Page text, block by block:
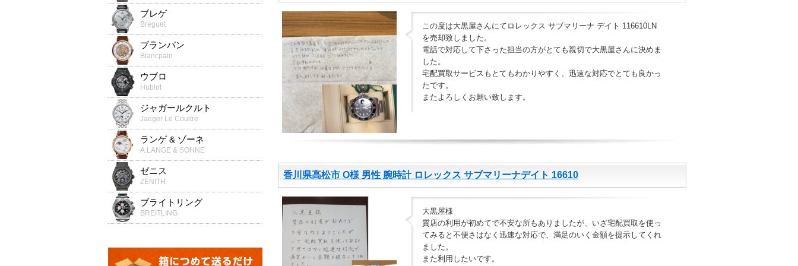
この度は大黒屋さんにてロレックス サブマリーナ デイト 116610LN
を売却致しました。
電話で対応して下さった担当の方がとても親切で大黒屋さんに決めま
した。
宅配買取サービスもとてもわかりやすく、迅速な対応でとても良かっ
たです。
またよろしくお願い致します。
香川県高松市 O様 男性 腕時計 ロレックス サブマリーナデイト 16610
大黒屋様
質店の利用が初めてで不安な所もありましたが、いざ宅配買取を使っ
てみると不便さはなく迅速な対応で、満足のいく金額を提示してくれ
ました。
また利用したいです。
ブレゲ
Breguet
ブランパン
Blancpain
ウブロ
Hublot
ジャガールクルト
Jaeger Le Coultre
ランゲ & ゾーネ
A.LANGE & SOHNE
ゼニス
ZENITH
ブライトリング
BREITLING